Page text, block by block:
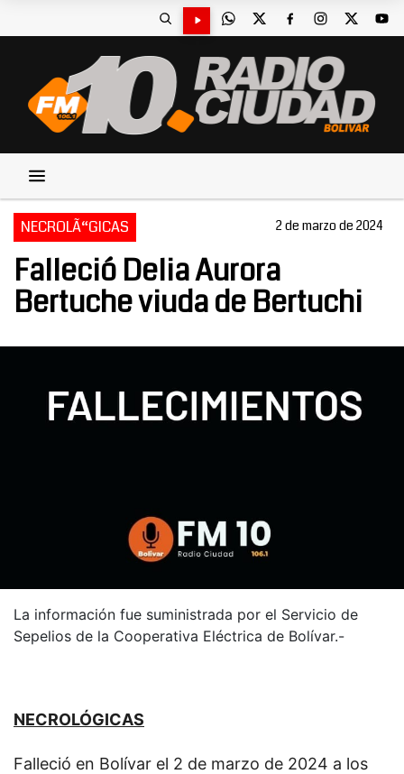
NECROLÃ“GICAS 2 de marzo de 2024
Falleció Delia Aurora
Bertuche viuda de Bertuchi
La información fue suministrada por el Servicio de
Sepelios de la Cooperativa Eléctrica de Bolívar.-
NECROLÓGICAS
Falleció en Bolívar el 2 de marzo de 2024 a los